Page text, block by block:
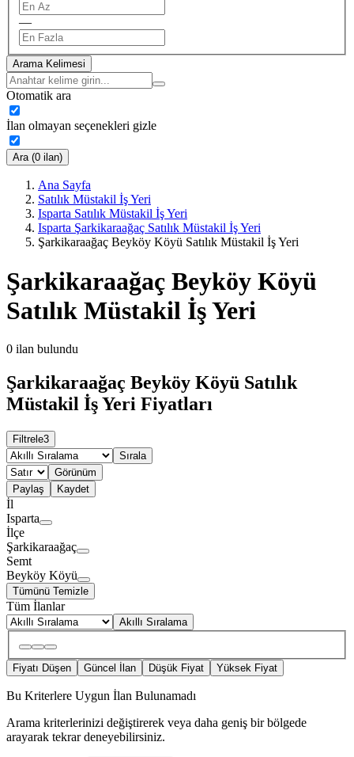
—
Arama Kelimesi
Otomatik ara
İlan olmayan seçenekleri gizle
Ara (0 ilan)
Ana Sayfa
Satılık Müstakil İş Yeri
Isparta Satılık Müstakil İş Yeri
Isparta Şarkikaraağaç Satılık Müstakil İş Yeri
Şarkikaraağaç Beyköy Köyü Satılık Müstakil İş Yeri
Şarkikaraağaç Beyköy Köyü
Satılık Müstakil İş Yeri
0 ilan bulundu
Şarkikaraağaç Beyköy Köyü Satılık
Müstakil İş Yeri Fiyatları
Filtrele3
Sırala
Görünüm
Paylaş
Kaydet
İl
Isparta
İlçe
Şarkikaraağaç
Semt
Beyköy Köyü
Tümünü Temizle
Tüm İlanlar
Akıllı Sıralama
Fiyatı Düşen Güncel İlan Düşük Fiyat Yüksek Fiyat
Bu Kriterlere Uygun İlan Bulunamadı
Arama kriterlerinizi değiştirerek veya daha geniş bir bölgede
arayarak tekrar deneyebilirsiniz.